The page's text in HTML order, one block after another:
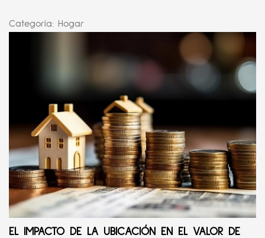
Categoría: Hogar
EL IMPACTO DE LA UBICACIÓN EN EL VALOR DE